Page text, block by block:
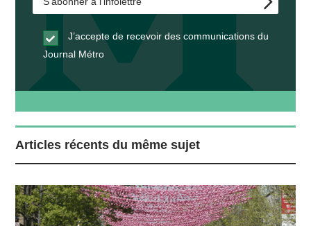
J’accepte de recevoir des communications du
Journal Métro
Articles récents du même sujet